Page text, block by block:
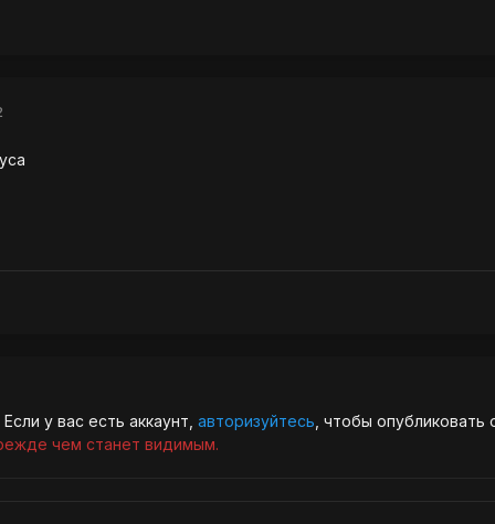
у вас есть аккаунт, авторизуйтесь , чтобы опубликовать
чем станет видимым.